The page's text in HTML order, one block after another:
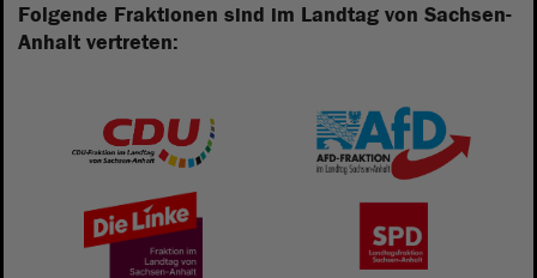
Folgende Fraktionen sind im Landtag von Sachsen-
Anhalt vertreten: